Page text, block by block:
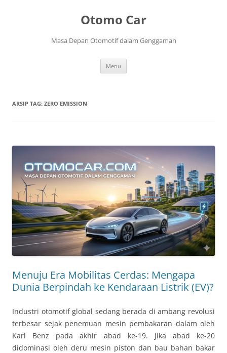
Otomo Car
Masa Depan Otomotif dalam Genggaman
Menu
ARSIP TAG: ZERO EMISSION
Menuju Era Mobilitas Cerdas: Mengapa
Dunia Berpindah ke Kendaraan Listrik (EV)?
Industri otomotif global sedang berada di ambang revolusi
terbesar sejak penemuan mesin pembakaran dalam oleh
Karl Benz pada akhir abad ke-19. Jika abad ke-20
didominasi oleh deru mesin piston dan bau bahan bakar